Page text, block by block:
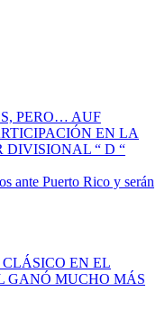
PERO… AUF
EN LA
DIVISIONAL “ D “
ante Puerto Rico y serán
EN EL
GANÓ MUCHO MÁS